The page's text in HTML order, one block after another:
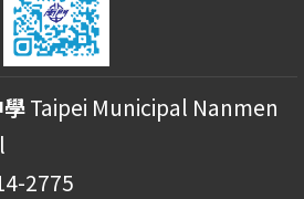
Taipei Municipal Nanmen
2775